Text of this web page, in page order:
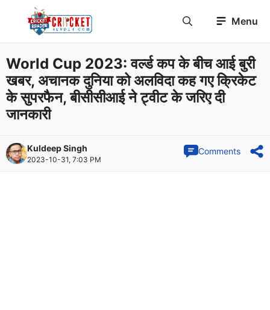
Menu
World Cup 2023: वर्ल्ड कप के बीच आई बुरी
खबर, अचानक दुनिया को अलविदा कह गए क्रिकेट
के सुपरफैन, बीसीसीआई ने ट्वीट के जरिए दी
जानकारी
Kuldeep Singh
2023-10-31, 7:03 PM
Comments